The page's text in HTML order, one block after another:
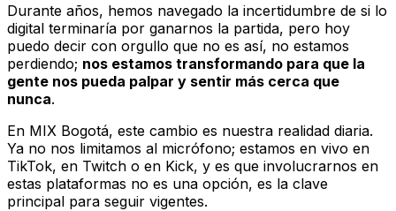
Durante años, hemos navegado la incertidumbre de si lo
digital terminaría por ganarnos la partida, pero hoy
puedo decir con orgullo que no es así, no estamos
perdiendo; nos estamos transformando para que la
gente nos pueda palpar y sentir más cerca que
nunca.
En MIX Bogotá, este cambio es nuestra realidad diaria.
Ya no nos limitamos al micrófono; estamos en vivo en
TikTok, en Twitch o en Kick, y es que involucrarnos en
estas plataformas no es una opción, es la clave
principal para seguir vigentes.